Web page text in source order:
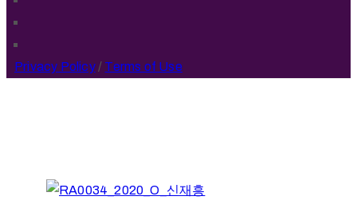
Privacy Policy/ Terms of Use